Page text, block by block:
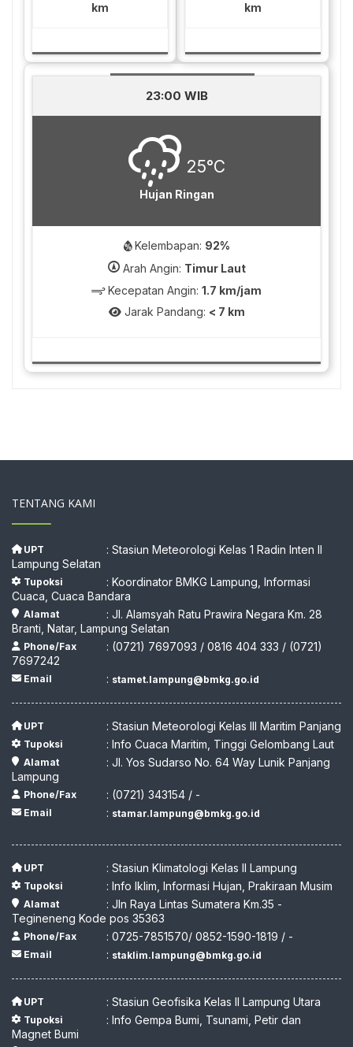
km
km
23:00 WIB
25°C
Hujan Ringan
Kelembapan: 92%
Arah Angin: Timur Laut
Kecepatan Angin: 1.7 km/jam
Jarak Pandang: < 7 km
TENTANG KAMI
UPT
: Stasiun Meteorologi Kelas 1 Radin Inten II
Lampung Selatan
Tupoksi
: Koordinator BMKG Lampung, Informasi
Cuaca, Cuaca Bandara
Alamat
: Jl. Alamsyah Ratu Prawira Negara Km. 28
Branti, Natar, Lampung Selatan
Phone/Fax
: (0721) 7697093 / 0816 404 333 / (0721)
7697242
Email : stamet.lampung@bmkg.go.id
UPT : Stasiun Meteorologi Kelas III Maritim Panjang
Tupoksi : Info Cuaca Maritim, Tinggi Gelombang Laut
Alamat
: Jl. Yos Sudarso No. 64 Way Lunik Panjang
Lampung
Phone/Fax : (0721) 343154 / -
Email : stamar.lampung@bmkg.go.id
UPT : Stasiun Klimatologi Kelas II Lampung
Tupoksi : Info Iklim, Informasi Hujan, Prakiraan Musim
Alamat
: Jln Raya Lintas Sumatera Km.35 -
Tegineneng Kode pos 35363
Phone/Fax : 0725-7851570/ 0852-1590-1819 / -
Email : staklim.lampung@bmkg.go.id
UPT : Stasiun Geofisika Kelas II Lampung Utara
Tupoksi
: Info Gempa Bumi, Tsunami, Petir dan
Magnet Bumi